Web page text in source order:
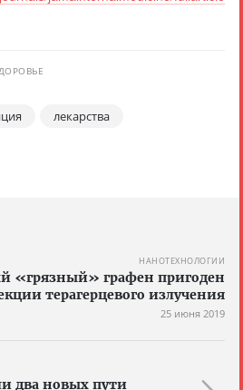
лекарства
НАНОТЕХНОЛОГИИ
«грязный» графен пригоден
терагерцевого излучения
25 июня 2019
два новых пути